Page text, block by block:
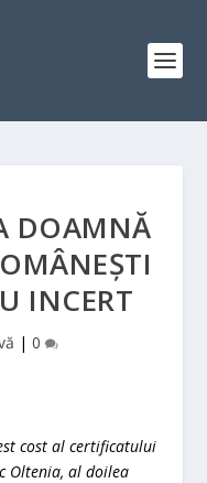
DOAMNĂ
INCERT
| 0
cost al certificatului
Oltenia, al doilea